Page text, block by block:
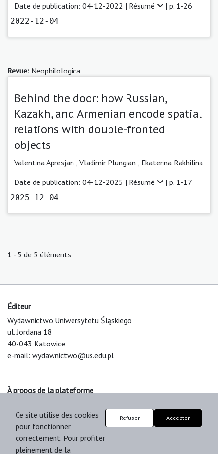
Date de publication: 04-12-2022 | Résumé | p. 1-26
2022-12-04
Revue: Neophilologica
Behind the door: how Russian,
Kazakh, and Armenian encode spatial
relations with double-fronted
objects
Valentina Apresjan Vladimir Plungian
Ekaterina Rakhilina
Date de publication: 04-12-2025 | Résumé | p. 1-17
2025-12-04
1 - 5 de 5 éléments
Éditeur
Wydawnictwo Uniwersytetu Śląskiego
ul. Jordana 18
40-043 Katowice
e-mail: wydawnictwo@us.edu.pl
À propos de la plateforme
Support & Customization by LIBCOM
Platform & Workflow by OJS/PKP
Ce site utilise des cookies
pour fonctionner
correctement. Pour profiter
pleinement de la
Refuser Accepter